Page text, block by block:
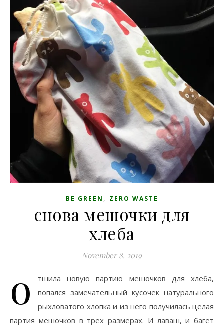
BE GREEN , ZERO WASTE
снова мешочки для
хлеба
November 8, 2019
о
тшила новую партию мешочков для хлеба,
попался замечательный кусочек натурального
рыхловатого хлопка и из него получилась целая
партия мешочков в трех размерах. И лаваш, и багет